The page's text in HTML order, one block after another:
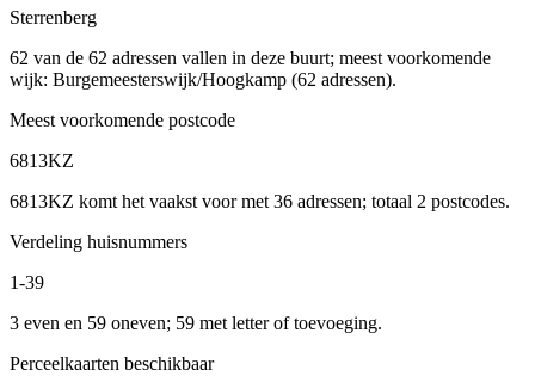
Sterrenberg
62 van de 62 adressen vallen in deze buurt; meest voorkomende
wijk: Burgemeesterswijk/Hoogkamp (62 adressen).
Meest voorkomende postcode
6813KZ
6813KZ komt het vaakst voor met 36 adressen; totaal 2 postcodes.
Verdeling huisnummers
1-39
3 even en 59 oneven; 59 met letter of toevoeging.
Perceelkaarten beschikbaar